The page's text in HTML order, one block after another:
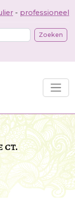
- professioneel
Zoeken
ct.